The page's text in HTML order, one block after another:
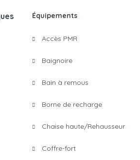
Équipements
Accès PMR
Baignoire
Bain à remous
Borne de recharge
Chaise haute/Rehausseur
Coffre-fort